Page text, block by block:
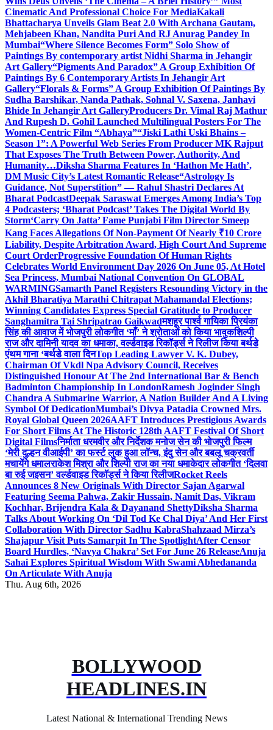
Cinematic And Professional Choice For MediaKakali
Bhattacharya Unveils Glam Beat 2.0 With Archana Gautam,
Mehjabeen Khan, Nandita Puri And RJ Anurag Pandey In
Mumbai“Where Silence Becomes Form” Solo Show of
Paintings By contemporary artist Nidhi Sharma in Jehangir
Art Gallery“Pigments And Paradox” A Group Exhibition Of
Paintings By 6 Contemporary Artists In Jehangir Art
Gallery“Florals & Forms” A Group Exhibition Of Paintings By
Sudha Barshikar, Nanda Pathak, Sohnal V. Saxena, Janhavi
Bhide In Jehangir Art GalleryProducers Dr. Vimal Raj Mathur
And Rupesh D. Gohil Launched Multilingual Posters For The
Women-Centric Film “Abhaya”“Jiski Lathi Uski Bhains –
Season 1”: A Powerful Web Series From Producer MK Rajput
That Exposes The Truth Between Power, Authority, And
Humanity…Diksha Sharma Features In ‘Hathon Me Hath’,
DM Music City’s Latest Romantic Release“Astrology Is
Guidance, Not Superstition” — Rahul Shastri Declares At
Bharat PodcastDeepak Saraswat Emerges Among India’s Top
4 Podcasters; ‘Bharat Podcast’ Takes The Digital World By
Storm‘Carry On Jatta’ Fame Punjabi Film Director Smeep
Kang Faces Allegations Of Non-Payment Of Nearly ₹10 Crore
Liability, Despite Arbitration Award, High Court And Supreme
Court OrderProgressive Foundation Of Human Rights
Celebrates World Environment Day 2026 On June 05, At Hotel
Sea Princess, Mumbai National Convention On GLOBAL
WARMINGSamarth Panel Registers Resounding Victory in the
Akhil Bharatiya Marathi Chitrapat Mahamandal Elections;
Winning Candidates Express Special Gratitude to Producer
Sanghamitra Tai Shripatrao Gaikwadमशहूर पार्श्व गायिका प्रियंका
सिंह की आवाज में भोजपुरी लोकगीत ‘माँ’ ने श्रोताओं को किया भावुकशिल्पी
राज और दामिनी यादव का धमाका, वर्ल्डवाइड रिकॉर्ड्स ने रिलीज किया बर्थडे
एंथम गाना ‘बर्थडे वाला दिनTop Leading Lawyer V. K. Dubey,
Chairman Of Vkdl Npa Advisory Council, Receives
Distinguished Honour At The 2nd International Bar & Bench
Badminton Championship In LondonRamesh Joginder Singh
Chandra A Submarine Warrior, A Nation Builder And A Living
Symbol Of DedicationMumbai’s Divya Patadia Crowned Mrs.
Royal Global Queen 2026AAFT Introduces Prestigious Awards
For Short Films At The Historic 128th AAFT Festival Of Short
Digital Filmsनिर्माता धरमवीर और निर्देशक मनोज सेन की भोजपुरी फिल्म
‘मेरी दुल्हन वीआईपी’ का फर्स्ट लुक हुआ लॉन्च, इंदु सेन और बबलू चक्रवर्ती
मचायेंगे धमालराकेश मिश्रा और शिल्पी राज का नया धमाकेदार लोकगीत ‘दिलवा
बा रुई जइसन’ वर्ल्डवाइड रिकॉर्ड्स ने किया रिलीजRocket Reels
Announces 8 New Originals With Director Sajan Agarwal
Featuring Seema Pahwa, Zakir Hussain, Namit Das, Vikram
Kochhar, Brijendra Kala & Dayanand ShettyDiksha Sharma
Talks About Working On ‘Dil Tod Ke Chal Diya’ And Her First
Collaboration With Director Sadhu KabraShahzaad Mirza’s
Shajapur Visit Puts Samarpit In The SpotlightAfter Censor
Board Hurdles, ‘Navya Chakra’ Set For June 26 ReleaseAnuja
Sahai Explores Spiritual Wisdom With Swami Abhedananda
On Articulate With Anuja
Thu. Aug 6th, 2026
BOLLYWOOD
HEADLINES.IN
Latest National & International Trending News